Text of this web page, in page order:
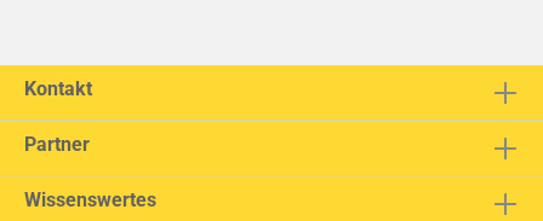
Kontakt
Partner
Wissenswertes